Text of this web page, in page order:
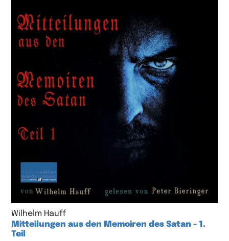
Wilhelm Hauff
Mitteilungen aus den Memoiren des Satan - 1.
Teil